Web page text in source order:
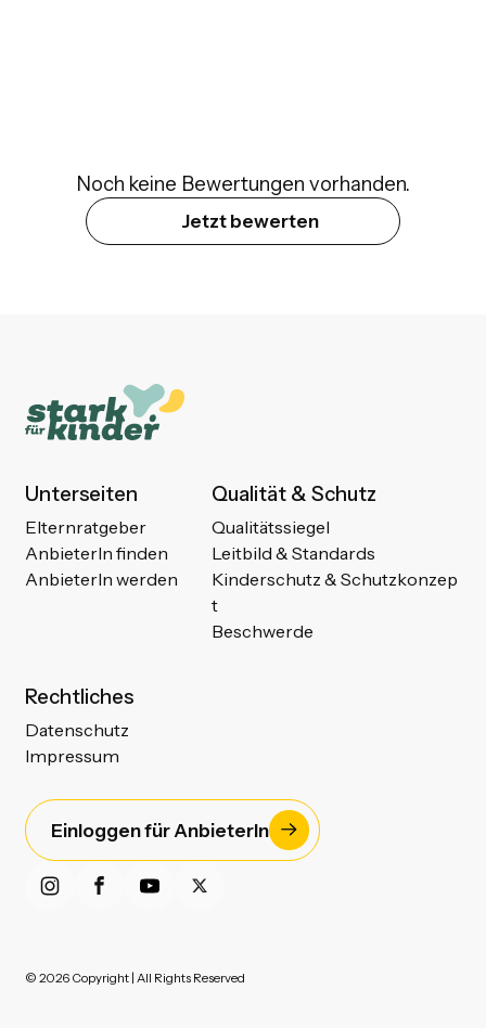
Noch keine Bewertungen vorhanden.
Jetzt bewerten
Unterseiten
Elternratgeber
AnbieterIn finden
AnbieterIn werden
Qualität & Schutz
Qualitätssiegel
Leitbild & Standards
Kinderschutz & Schutzkonzep
t
Beschwerde
Rechtliches
Datenschutz
Impressum
Einloggen für AnbieterIn
© 2026 Copyright | All Rights Reserved